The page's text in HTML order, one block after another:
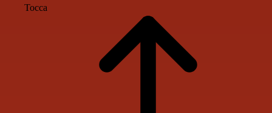
Tocca